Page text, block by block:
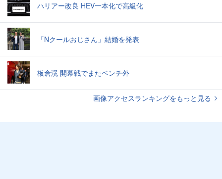
ハリアー改良 HEV一本化で高級化
「Nクールおじさん」結婚を発表
板倉滉 開幕戦でまたベンチ外
画像アクセスランキングをもっと見る